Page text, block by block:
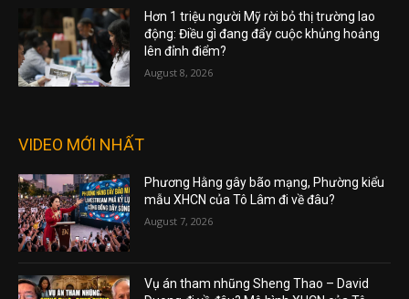
Hơn 1 triệu người Mỹ rời bỏ thị trường lao
động: Điều gì đang đẩy cuộc khủng hoảng
lên đỉnh điểm?
August 8, 2026
VIDEO MỚI NHẤT
Phương Hằng gây bão mạng, Phường kiểu
mẫu XHCN của Tô Lâm đi về đâu?
August 7, 2026
Vụ án tham nhũng Sheng Thao – David